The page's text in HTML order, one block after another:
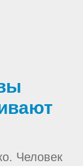
Человек